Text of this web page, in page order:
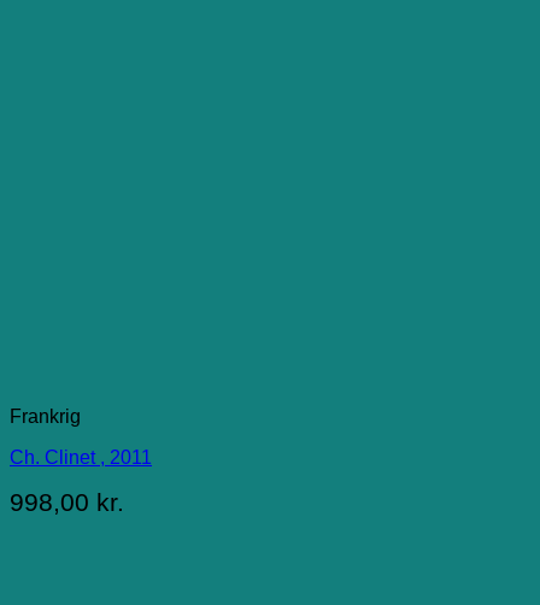
Frankrig
Ch. Clinet , 2011
998,00 kr.